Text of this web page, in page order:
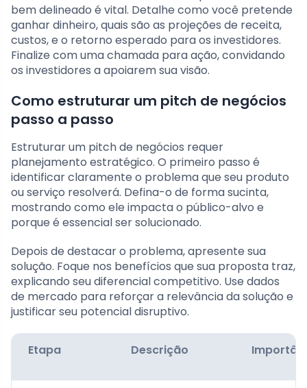
bem delineado é vital. Detalhe como você pretende
ganhar dinheiro, quais são as projeções de receita,
custos, e o retorno esperado para os investidores.
Finalize com uma chamada para ação, convidando
os investidores a apoiarem sua visão.
Como estruturar um pitch de negócios
passo a passo
Estruturar um pitch de negócios requer
planejamento estratégico. O primeiro passo é
identificar claramente o problema que seu produto
ou serviço resolverá. Defina-o de forma sucinta,
mostrando como ele impacta o público-alvo e
porque é essencial ser solucionado.
Depois de destacar o problema, apresente sua
solução. Foque nos benefícios que sua proposta traz,
explicando seu diferencial competitivo. Use dados
de mercado para reforçar a relevância da solução e
justificar seu potencial disruptivo.
Etapa Descrição